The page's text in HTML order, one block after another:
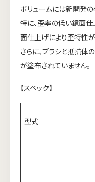
ボリュームには新開発
特に、歪率の低い鏡面
面仕上げにより歪特性
さらに、ブラシと抵抗
が塗布されていません。
【スペック】
型式